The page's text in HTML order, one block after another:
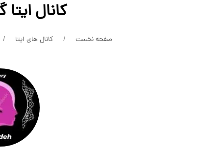
کانال ایتا
صفحه نخست کانال های ایتا